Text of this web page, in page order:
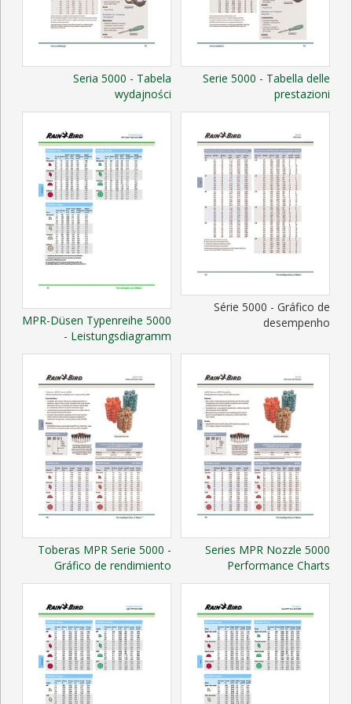
Serie 5000 - Tabella delle
prestazioni
Seria 5000 - Tabela
wydajności
Série 5000 - Gráfico de
desempenho
MPR-Düsen Typenreihe 5000
- Leistungsdiagramm
5000 Series MPR Nozzle
Performance Charts
Toberas MPR Serie 5000 -
Gráfico de rendimiento